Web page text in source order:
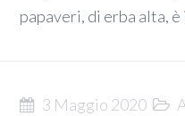
papaveri, di erba alta,
3 Maggio 2020